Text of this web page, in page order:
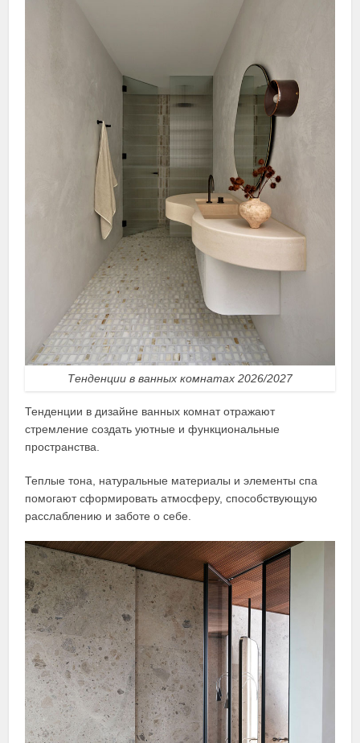
Тенденции в ванных комнатах 2026/2027
Тенденции в дизайне ванных комнат отражают
стремление создать уютные и функциональные
пространства.
Теплые тона, натуральные материалы и элементы спа
помогают сформировать атмосферу, способствующую
расслаблению и заботе о себе.